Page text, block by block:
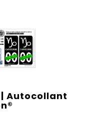
Autocollant